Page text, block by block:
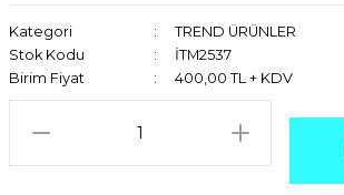
Kategori
TREND ÜRÜNLER
Stok Kodu
İTM2537
Birim Fiyat
400,00 TL + KDV